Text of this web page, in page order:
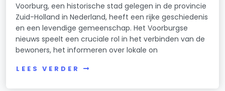
Voorburg, een historische stad gelegen in de provincie
Zuid-Holland in Nederland, heeft een rijke geschiedenis
en een levendige gemeenschap. Het Voorburgse
nieuws speelt een cruciale rol in het verbinden van de
bewoners, het informeren over lokale on
LEES VERDER